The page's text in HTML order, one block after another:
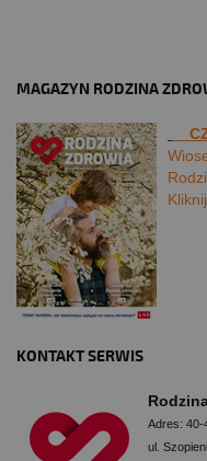
MAGAZYN RODZINA
KONTAKT SERWIS
Adres: 40-
ul.